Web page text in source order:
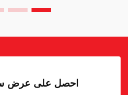
احصل على عرض